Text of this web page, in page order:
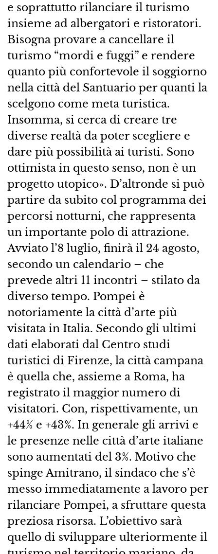
e soprattutto rilanciare il turismo
insieme ad albergatori e ristoratori.
Bisogna provare a cancellare il
turismo “mordi e fuggi” e rendere
quanto più confortevole il soggiorno
nella città del Santuario per quanti la
scelgono come meta turistica.
Insomma, si cerca di creare tre
diverse realtà da poter scegliere e
dare più possibilità ai turisti. Sono
ottimista in questo senso, non è un
progetto utopico». D’altronde si può
partire da subito col programma dei
percorsi notturni, che rappresenta
un importante polo di attrazione.
Avviato l’8 luglio, finirà il 24 agosto,
secondo un calendario – che
prevede altri 11 incontri – stilato da
diverso tempo. Pompei è
notoriamente la città d’arte più
visitata in Italia. Secondo gli ultimi
dati elaborati dal Centro studi
turistici di Firenze, la città campana
è quella che, assieme a Roma, ha
registrato il maggior numero di
visitatori. Con, rispettivamente, un
+44% e +43%. In generale gli arrivi e
le presenze nelle città d’arte italiane
sono aumentati del 3%. Motivo che
spinge Amitrano, il sindaco che s’è
messo immediatamente a lavoro per
rilanciare Pompei, a sfruttare questa
preziosa risorsa. L’obiettivo sarà
quello di sviluppare ulteriormente il